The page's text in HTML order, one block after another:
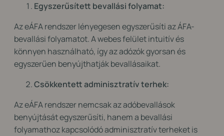
Egyszerűsített bevallási folyamat:
Az eÁFA rendszer lényegesen egyszerűsíti az ÁFA-
bevallási folyamatot. A webes felület intuitív és
könnyen használható, így az adózók gyorsan és
egyszerűen benyújthatják bevallásaikat.
Csökkentett adminisztratív terhek:
Az eÁFA rendszer nemcsak az adóbevallások
benyújtását egyszerűsíti, hanem a bevallási
folyamathoz kapcsolódó adminisztratív terheket is